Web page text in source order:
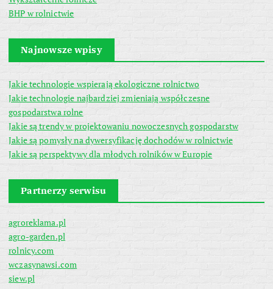
BHP w rolnictwie
Najnowsze wpisy
Jakie technologie wspierają ekologiczne rolnictwo
Jakie technologie najbardziej zmieniają współczesne
gospodarstwa rolne
Jakie są trendy w projektowaniu nowoczesnych gospodarstw
Jakie są pomysły na dywersyfikację dochodów w rolnictwie
Jakie są perspektywy dla młodych rolników w Europie
Partnerzy serwisu
agroreklama.pl
agro-garden.pl
rolnicy.com
wczasynawsi.com
siew.pl